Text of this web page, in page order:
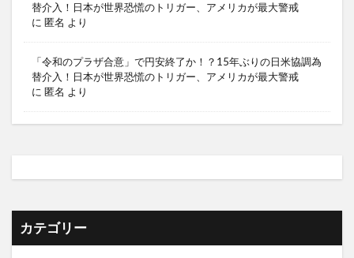
替介入！日本が世界恐慌のトリガー、アメリカが最大警戒
に 匿名 より
「令和のプラザ合意」で円安終了か！？15年ぶりの日米協調為
替介入！日本が世界恐慌のトリガー、アメリカが最大警戒
に 匿名 より
カテゴリー